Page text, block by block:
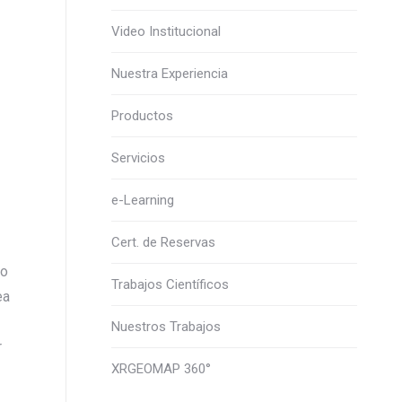
Video Institucional
Nuestra Experiencia
Productos
Servicios
e-Learning
Cert. de Reservas
Trabajos Científicos
Nuestros Trabajos
XRGEOMAP 360°